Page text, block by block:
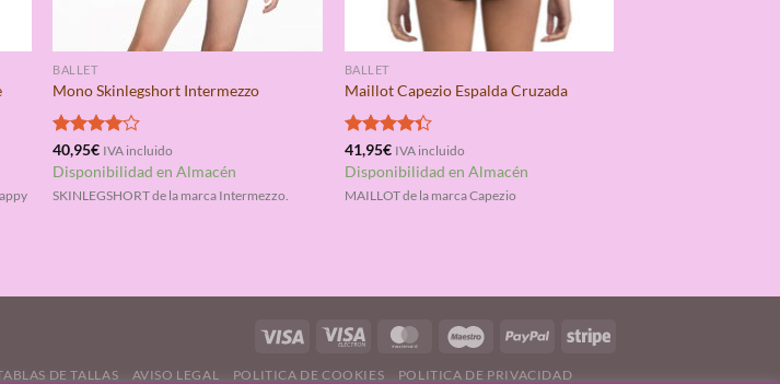
BALLET
Mono Skinlegshort Intermezzo
Valorado
con4.00
de 5
40,95€ IVA incluido
Disponibilidad en Almacén
SKINLEGSHORT de la marca Intermezzo.
BALLET
Maillot Capezio Espalda Cruzada
Valorado
con 4.33
de 5
41,95€ IVA incluido
Disponibilidad en Almacén
MAILLOT de la marca Capezio
DE TALLAS AVISO LEGAL POLITICA DE COOKIES
POLITICA DE PRIVACIDAD